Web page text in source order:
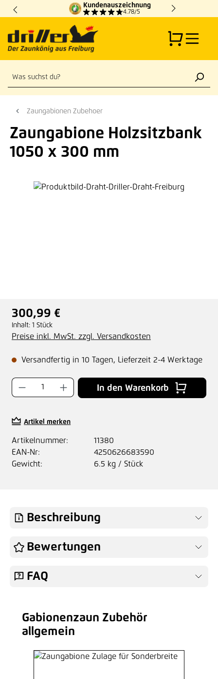
Zum Hauptinhalt springen
Kundenauszeichnung
4.78/5
Zaungabionen Zubehoer
Zaungabione Holzsitzbank
1050 x 300 mm
Bildergalerie überspringen
Regulärer Preis:
300,99 €
Inhalt: 1 Stück
Preise inkl. MwSt. zzgl. Versandkosten
Versandfertig in 10 Tagen, Lieferzeit 2-4 Werktage
Produkt Anzahl: Gib den gewünschten
In den Warenkorb
Artikel merken
Artikelnummer:
11380
EAN-Nr:
4250626683590
Gewicht:
6.5 kg / Stück
Beschreibung
Bewertungen
FAQ
Produktgalerie überspringen
Gabionenzaun Zubehör
allgemein